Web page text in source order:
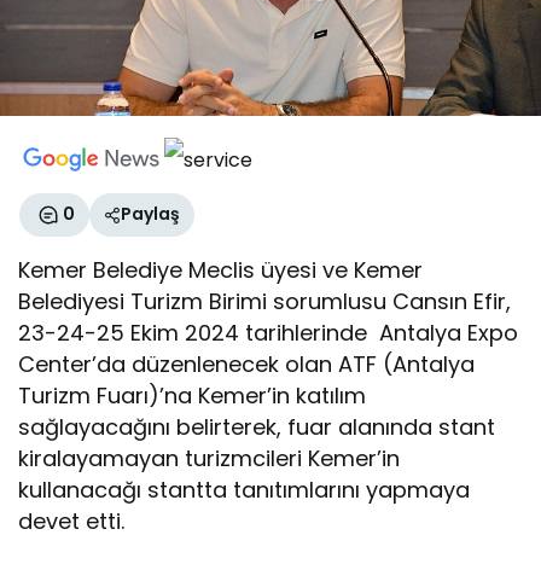
0 Paylaş
Kemer Belediye Meclis üyesi ve Kemer
Belediyesi Turizm Birimi sorumlusu Cansın Efir,
23-24-25 Ekim 2024 tarihlerinde Antalya Expo
Center’da düzenlenecek olan ATF (Antalya
Turizm Fuarı)’na Kemer’in katılım
sağlayacağını belirterek, fuar alanında stant
kiralayamayan turizmcileri Kemer’in
kullanacağı stantta tanıtımlarını yapmaya
devet etti.